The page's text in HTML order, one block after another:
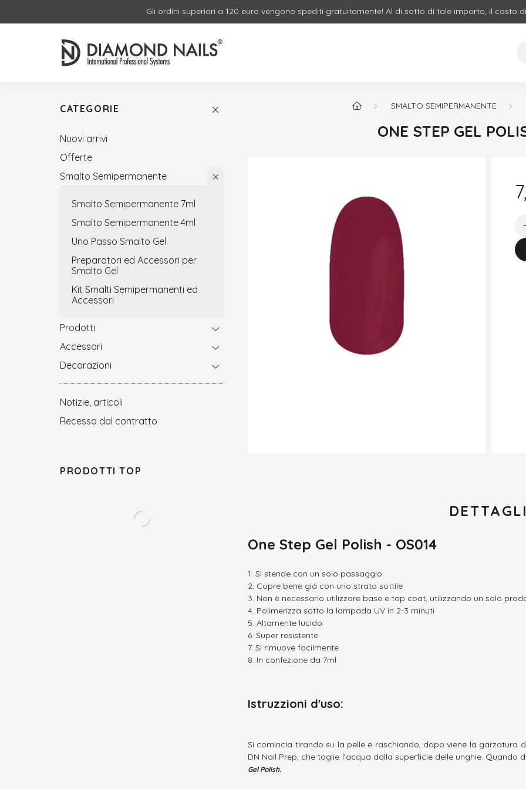
Gli ordini superiori a 120 euro vengono spediti gratuitamente! Al di sotto di tale importo, il costo
CATEGORIE
Nuovi arrivi
Offerte
Smalto Semipermanente
Smalto Semipermanente 7ml
Smalto Semipermanente 4ml
Uno Passo Smalto Gel
Preparatori ed Accessori per
Smalto Gel
Kit Smalti Semipermanenti ed
Accessori
Prodotti
Accessori
Decorazioni
Notizie, articoli
Recesso dal contratto
PRODOTTI TOP
SMALTO SEMIPERMANENTE
ONE STEP GEL
One Step Gel Polish - OS014
Si stende con un solo passaggio
Copre bene giá con uno strato sottile
Non è necessario utilizzare base e top coat, utilizzando un solo
Polimerizza sotto la lampada UV in 2-3 minuti
Altamente lucido
Super resistente
Si rimuove facilmente
In confezione da 7ml
Istruzzioni d'uso:
Si comincia tirando su la pelle e raschiando, dopo viene la garzatura
DN Nail Prep, che toglie l’acqua dalla superficie delle unghie.
Gel Polish.